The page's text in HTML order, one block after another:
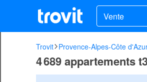
Vente
Trovit Provence-Alpes-Côte
4 689 appartements